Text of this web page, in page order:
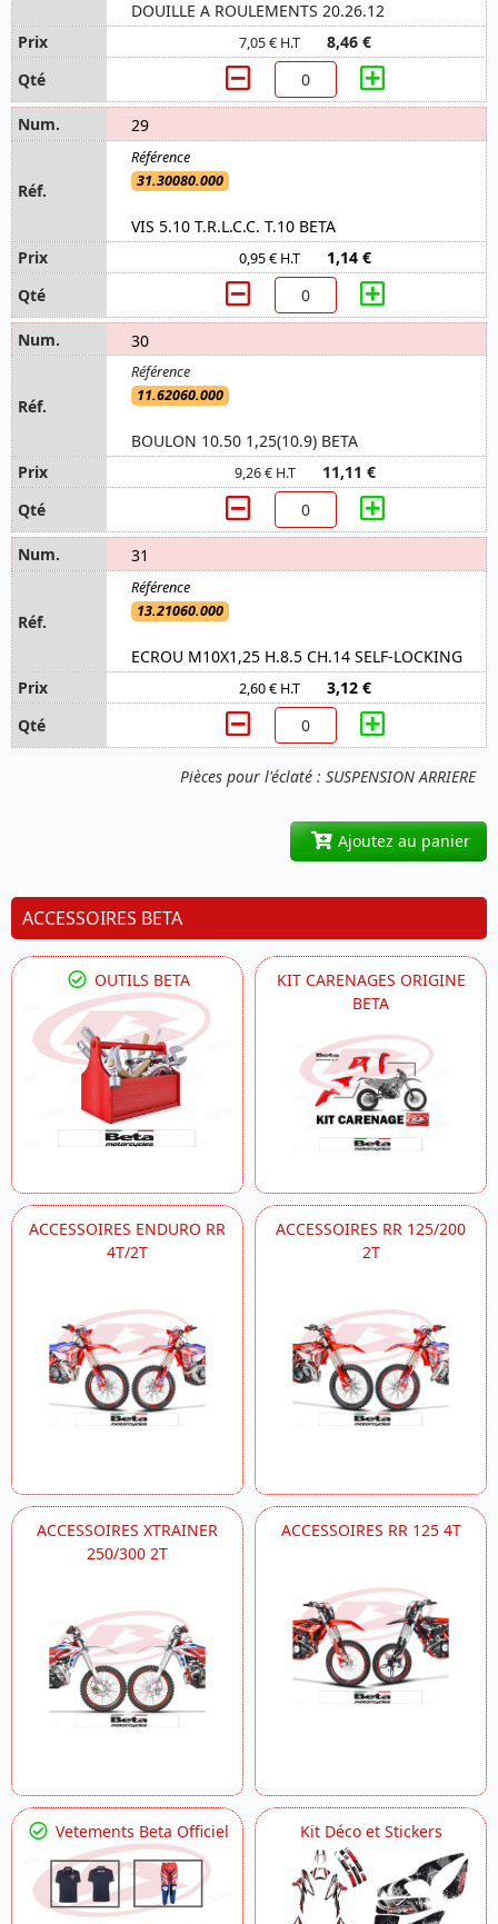
Pièces pour l'éclaté : SUSPENSION ARRIERE
DOUILLE A ROULEMENTS 20.26.12
7,05 € H.T 8,46 €
29
31.30080.000
VIS 5.10 T.R.L.C.C. T.10 BETA
0,95 € H.T 1,14 €
30
11.62060.000
BOULON 10.50 1,25(10.9) BETA
9,26 € H.T 11,11 €
31
13.21060.000
ECROU M10X1,25 H.8.5 CH.14 SELF-LOCKING
2,60 € H.T 3,12 €
Ajoutez au panier
ACCESSOIRES BETA
OUTILS BETA
KIT CARENAGES ORIGINE
BETA
ACCESSOIRES ENDURO RR
4T/2T
ACCESSOIRES RR 125/200
2T
ACCESSOIRES XTRAINER
250/300 2T
ACCESSOIRES RR 125 4T
Vetements Beta Officiel Kit Déco et Stickers